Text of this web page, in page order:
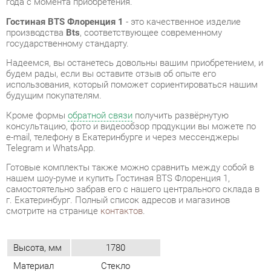
будем рады, если вы оставите отзыв об опыте его
использования, который поможет сориентироваться нашим
будущим покупателям.
Кроме формы обратной связиполучить развёрнутую
консультацию, фото и видеообзор продукции вы можете по
e-mail, телефону в Екатеринбурге и через мессенджеры
Telegram и WhatsApp.
Готовые комплекты также можно сравнить между собой в
нашем шоу-руме и купить Гостиная BTS Флоренция 1,
самостоятельно забрав его с нашего центрального склада в
г. Екатеринбург. Полный список адресов и магазинов
смотрите на странице
Высота, мм
1780
Материал
Стекло
Глубина, мм
490
Ширина, мм
2200